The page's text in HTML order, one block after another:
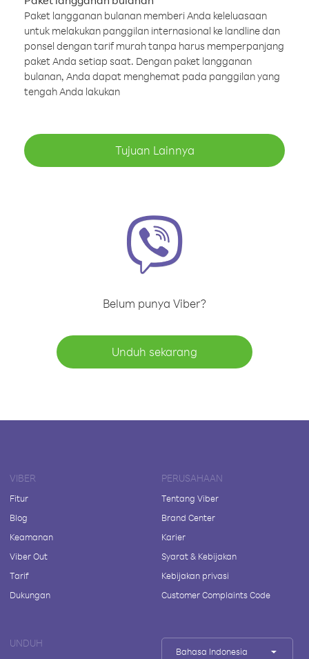
Paket langganan bulanan memberi Anda keleluasaan
untuk melakukan panggilan internasional ke landline dan
ponsel dengan tarif murah tanpa harus memperpanjang
paket Anda setiap saat. Dengan paket langganan
bulanan, Anda dapat menghemat pada panggilan yang
tengah Anda lakukan
Tujuan Lainnya
Belum punya Viber?
Unduh sekarang
VIBER
Fitur
Blog
Keamanan
Viber Out
Tarif
Dukungan
PERUSAHAAN
Tentang Viber
Brand Center
Karier
Syarat & Kebijakan
Kebijakan privasi
Customer Complaints Code
UNDUH
Bahasa Indonesia